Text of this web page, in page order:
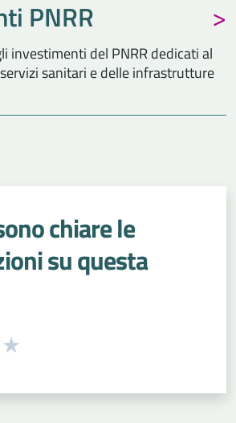
PNRR
investimenti del PNRR dedicati al
sanitari e delle infrastrutture
chiare le
su questa
valutazione da 1 a 5 stelle